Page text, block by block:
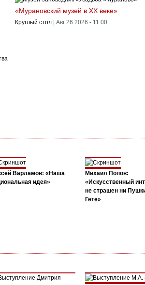
«Мурановский музей в XX веке»
Круглый стол | Авг 26 2026 - 11:00
Варламов: «Наша
идея»
Михаил Попов:
«Искусственный
не страшен ни
Гете»